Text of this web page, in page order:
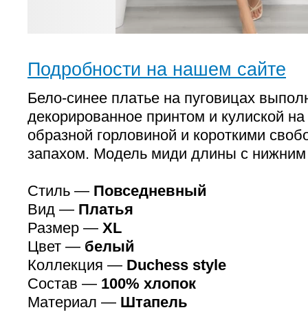
Подробности на нашем сайте
Бело-синее платье на пуговицах
декорированное принтом и кулиской
образной горловиной и короткими
запахом. Модель миди длины с
Стиль — Повседневный
Вид — Платья
Размер — XL
Цвет — белый
Коллекция — Duchess style
Состав — 100% хлопок
Материал — Штапель